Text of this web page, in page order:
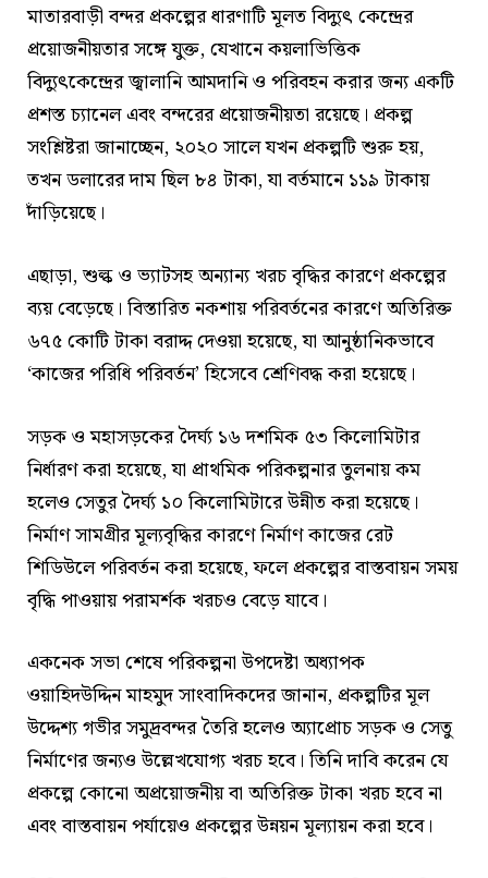
মাতারবাড়ী বন্দর প্রকল্পের ধারণাটি মূলত বিদ্যুৎ কেন্দ্রের
প্রয়োজনীয়তার সঙ্গে যুক্ত, যেখানে কয়লাভিত্তিক
বিদ্যুৎকেন্দ্রের জ্বালানি আমদানি ও পরিবহন করার জন্য একটি
প্রশস্ত চ্যানেল এবং বন্দরের প্রয়োজনীয়তা রয়েছে। প্রকল্প
সংশ্লিষ্টরা জানাচ্ছেন, ২০২০ সালে যখন প্রকল্পটি শুরু হয়,
তখন ডলারের দাম ছিল ৮৪ টাকা, যা বর্তমানে ১১৯ টাকায়
দাঁড়িয়েছে।
এছাড়া, শুল্ক ও ভ্যাটসহ অন্যান্য খরচ বৃদ্ধির কারণে প্রকল্পের
ব্যয় বেড়েছে। বিস্তারিত নকশায় পরিবর্তনের কারণে অতিরিক্ত
৬৭৫ কোটি টাকা বরাদ্দ দেওয়া হয়েছে, যা আনুষ্ঠানিকভাবে
‘কাজের পরিধি পরিবর্তন’ হিসেবে শ্রেণিবদ্ধ করা হয়েছে।
সড়ক ও মহাসড়কের দৈর্ঘ্য ১৬ দশমিক ৫৩ কিলোমিটার
নির্ধারণ করা হয়েছে, যা প্রাথমিক পরিকল্পনার তুলনায় কম
হলেও সেতুর দৈর্ঘ্য ১০ কিলোমিটারে উন্নীত করা হয়েছে।
নির্মাণ সামগ্রীর মূল্যবৃদ্ধির কারণে নির্মাণ কাজের রেট
শিডিউলে পরিবর্তন করা হয়েছে, ফলে প্রকল্পের বাস্তবায়ন সময়
বৃদ্ধি পাওয়ায় পরামর্শক খরচও বেড়ে যাবে।
একনেক সভা শেষে পরিকল্পনা উপদেষ্টা অধ্যাপক
ওয়াহিদউদ্দিন মাহমুদ সাংবাদিকদের জানান, প্রকল্পটির মূল
উদ্দেশ্য গভীর সমুদ্রবন্দর তৈরি হলেও অ্যাপ্রোচ সড়ক ও সেতু
নির্মাণের জন্যও উল্লেখযোগ্য খরচ হবে। তিনি দাবি করেন যে
প্রকল্পে কোনো অপ্রয়োজনীয় বা অতিরিক্ত টাকা খরচ হবে না
এবং বাস্তবায়ন পর্যায়েও প্রকল্পের উন্নয়ন মূল্যায়ন করা হবে।